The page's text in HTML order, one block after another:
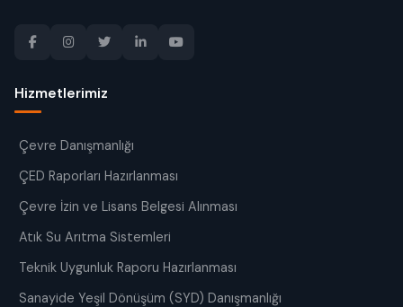
Hizmetlerimiz
Çevre Danışmanlığı
ÇED Raporları Hazırlanması
Çevre İzin ve Lisans Belgesi Alınması
Atık Su Arıtma Sistemleri
Teknik Uygunluk Raporu Hazırlanması
Sanayide Yeşil Dönüşüm (SYD) Danışmanlığı